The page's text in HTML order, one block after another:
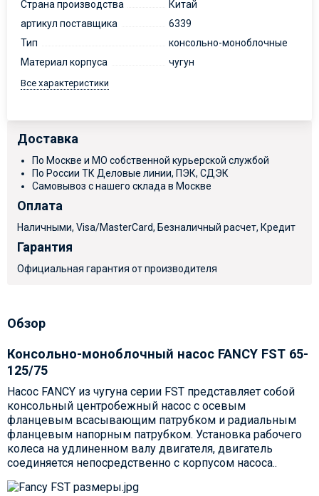
Страна производства
Китай
артикул поставщика
6339
Тип
консольно-моноблочные
Материал корпуса
чугун
Все характеристики
Доставка
По Москве и МО собственной курьерской службой
По России ТК Деловые линии, ПЭК, СДЭК
Самовывоз с нашего склада в Москве
Оплата
Наличными, Visa/MasterCard, Безналичный расчет, Кредит
Гарантия
Официальная гарантия от производителя
Обзор
Консольно-моноблочный насос FANCY FST 65-
125/75
Насос FANCY из чугуна серии FST представляет собой
консольный центробежный насос с осевым
фланцевым всасывающим патрубком и радиальным
фланцевым напорным патрубком. Установка рабочего
колеса на удлиненном валу двигателя, двигатель
соединяется непосредственно с корпусом насоса..